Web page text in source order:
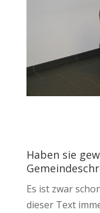
Haben sie
Es ist zwar
dieser Text